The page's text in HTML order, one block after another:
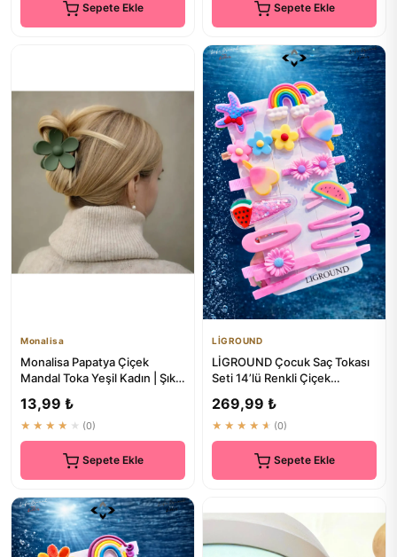
Sepete Ekle Sepete Ekle
Monalisa
Monalisa Papatya Çiçek
Mandal Toka Yeşil Kadın | Şık
13,99 ₺
★★★★★ (0)
Sepete Ekle
LİGROUND
LİGROUND Çocuk Saç Tokası
Seti 14’lü Renkli Çiçek
269,99 ₺
★★★★★ (0)
Sepete Ekle